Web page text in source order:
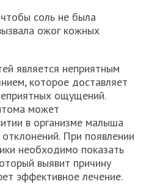
соль не была
ожог кожных
является неприятным
которое доставляет
ощущений.
может
в организме малыша
При появлении
необходимо показать
выявит причину
эффективное лечение.